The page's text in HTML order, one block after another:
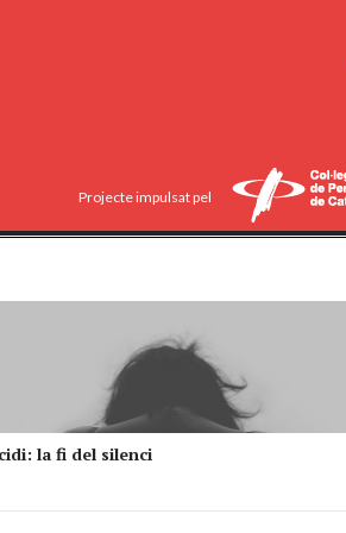
Projecte impulsat pel
la fi del silenci